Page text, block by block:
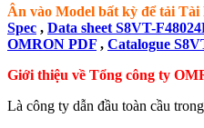
Ân vào Model bất kỳ để tải Tài
Spec , Data sheet S8VT-
OMRON PDF , Catalogue
Giới thiệu về Tổng công ty
Là công ty dẫn đầu toàn cầu